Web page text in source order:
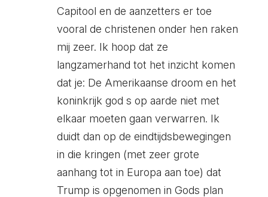
Capitool en de aanzetters er toe
vooral de christenen onder hen raken
mij zeer. Ik hoop dat ze
langzamerhand tot het inzicht komen
dat je: De Amerikaanse droom en het
koninkrijk god s op aarde niet met
elkaar moeten gaan verwarren. Ik
duidt dan op de eindtijdsbewegingen
in die kringen (met zeer grote
aanhang tot in Europa aan toe) dat
Trump is opgenomen in Gods plan